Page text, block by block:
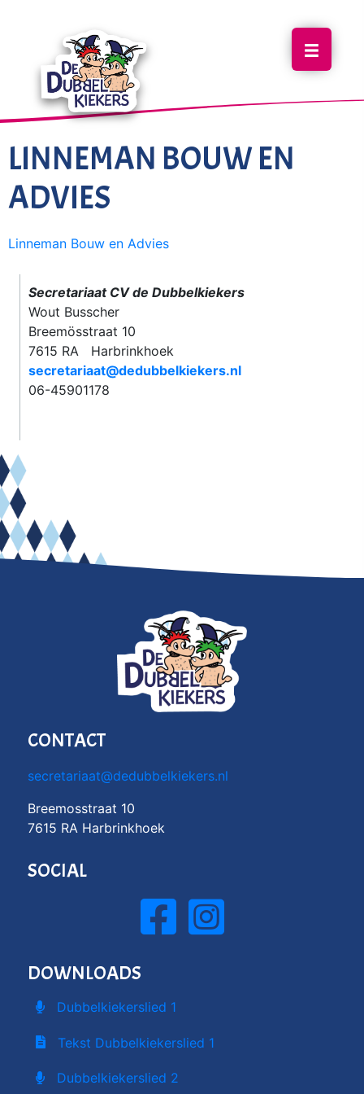
LINNEMAN BOUW EN
ADVIES
Linneman Bouw en Advies
Secretariaat CV de Dubbelkiekers
Wout Busscher
Breemösstraat 10
7615 RA Harbrinkhoek
secretariaat@dedubbelkiekers.nl
06-45901178
CONTACT
secretariaat@dedubbelkiekers.nl
Breemosstraat 10
7615 RA Harbrinkhoek
SOCIAL
DOWNLOADS
Dubbelkiekerslied 1
Tekst Dubbelkiekerslied 1
Dubbelkiekerslied 2